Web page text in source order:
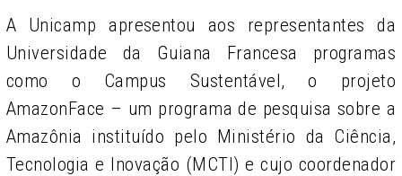
A Unicamp apresentou aos representantes da
Universidade da Guiana Francesa programas
como o Campus Sustentável, o projeto
AmazonFace – um programa de pesquisa sobre a
Amazônia instituído pelo Ministério da Ciência,
Tecnologia e Inovação (MCTI) e cujo coordenador